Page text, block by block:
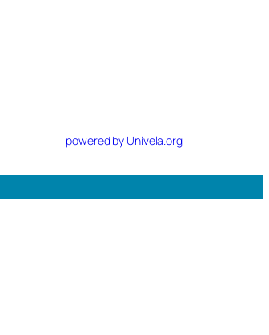
powered by Univela.org